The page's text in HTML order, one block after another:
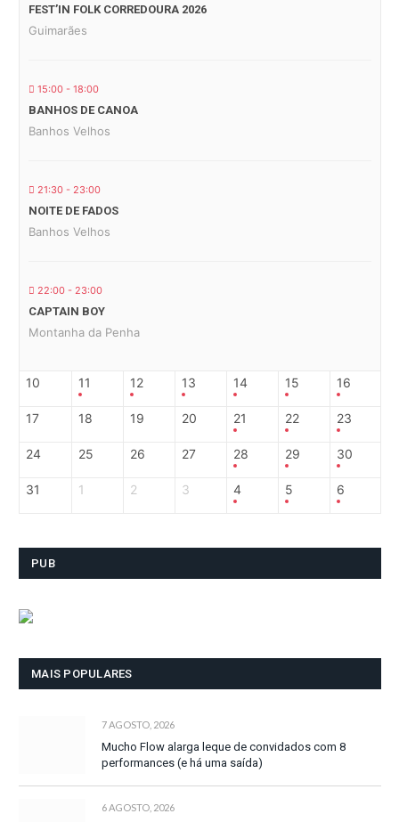
FEST’IN FOLK CORREDOURA 2026
Guimarães
15:00 - 18:00
BANHOS DE CANOA
Banhos Velhos
21:30 - 23:00
NOITE DE FADOS
Banhos Velhos
22:00 - 23:00
CAPTAIN BOY
Montanha da Penha
10 11 12 13 14 15 16
17 18 19 20 21 22 23
24 25 26 27 28 29 30
31 1 2 3 4 5 6
PUB
MAIS POPULARES
7 AGOSTO, 2026
Mucho Flow alarga leque de convidados com 8
performances (e há uma saída)
6 AGOSTO, 2026